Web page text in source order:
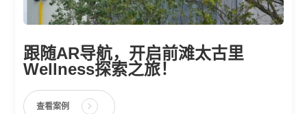
跟随AR导航，开启前滩太古里
Wellness探索之旅！
查看案例